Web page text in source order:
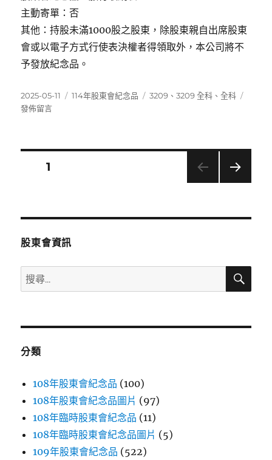
主動寄單：否
其他：持股未滿1000股之股東，除股東親自出席股東
會或以電子方式行使表決權者得領取外，本公司將不
予發放紀念品。
發
佈
2025-05-11
分
114年股東會紀念品
標
3209 、3209 全科 、全科
發佈留言
分
頁次1
股東會資訊
搜
尋
鍵
搜
分類
108年股東會紀念品 (100)
108年股東會紀念品圖片 (97)
108年臨時股東會紀念品 (11)
108年臨時股東會紀念品圖片 (5)
109年股東會紀念品 (522)